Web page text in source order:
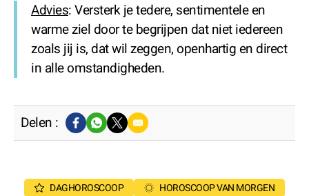
Advies: Versterk je tedere, sentimentele en
warme ziel door te begrijpen dat niet iedereen
zoals jij is, dat wil zeggen, openhartig en direct
in alle omstandigheden.
Delen :
DAGHOROSCOOP
HOROSCOOP VAN MORGEN